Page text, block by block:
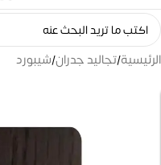
الرئيسية/تجاليد جدران/شيبورد